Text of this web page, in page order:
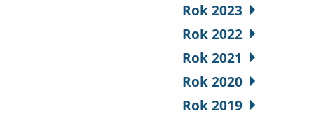
Rok 2023
Rok 2022
Rok 2021
Rok 2020
Rok 2019